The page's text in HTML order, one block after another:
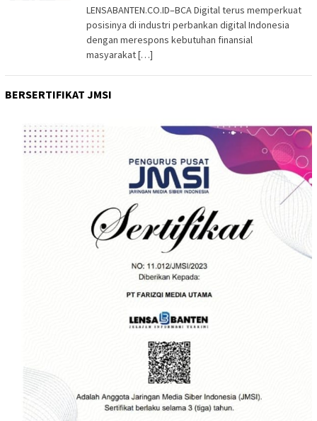
LENSABANTEN.CO.ID–BCA Digital terus memperkuat
posisinya di industri perbankan digital Indonesia
dengan merespons kebutuhan finansial
masyarakat […]
BERSERTIFIKAT JMSI